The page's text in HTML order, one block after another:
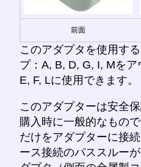
前面
このアダプタを使用す
プ：A, B, D, G, I, Mを
E, F, Lに使用できます。
このアダプターは安全
購入時に一般的なもの
だけをアダプターに接
ース接続のパススルー